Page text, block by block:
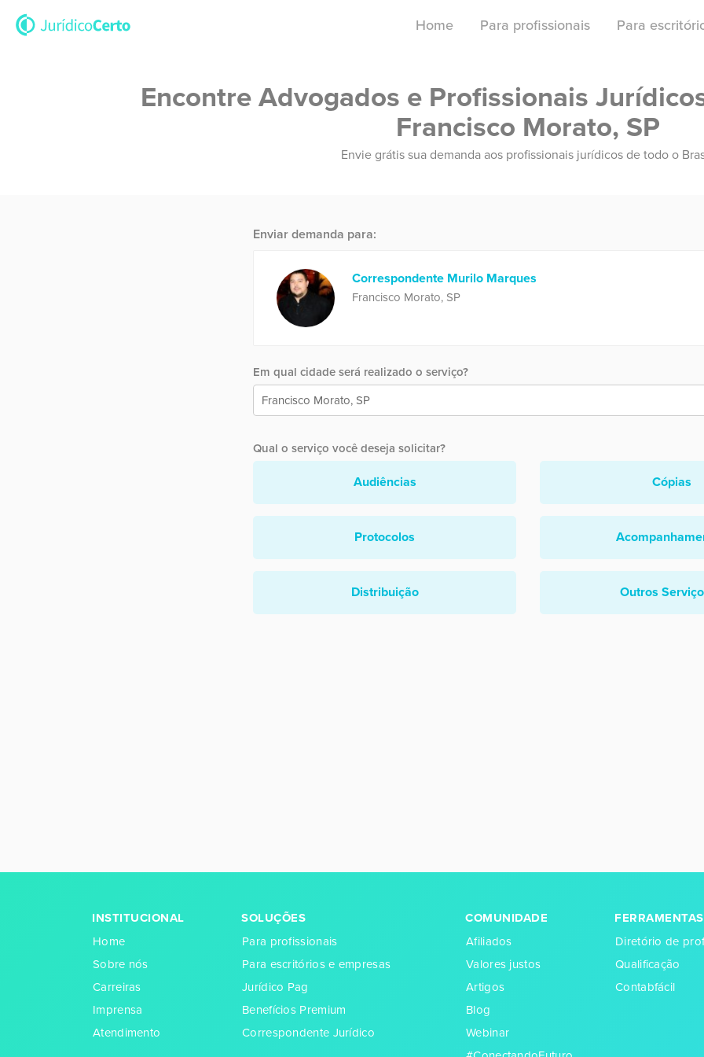
Home Para profissionais Para
Encontre Advogados e Profissionais
Francisco Morato, SP
Envie grátis sua demanda aos profissionais jurídicos de todo o
Enviar demanda para:
Correspondente Murilo Marques
Francisco Morato, SP
Em qual cidade será realizado o serviço?
Qual o serviço você deseja solicitar?
Audiências Cópias
Protocolos
Distribuição Outros
INSTITUCIONAL
Home
Sobre nós
Carreiras
Imprensa
Atendimento
SOLUÇÕES
Para profissionais
Para escritórios e empresas
Jurídico Pag
Benefícios Premium
Correspondente Jurídico
COMUNIDADE
Afiliados
Valores justos
Artigos
Blog
Webinar
FERRAMENTAS
Diretório de
Qualificação
Contabfácil